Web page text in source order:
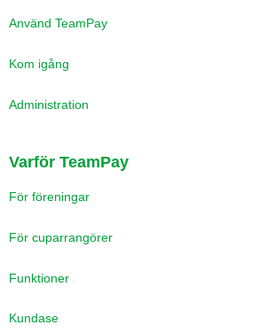
o r
Använd TeamPay
Kom igång
Administration
Varför TeamPay
För föreningar
För cuparrangörer
Funktioner
Kundase